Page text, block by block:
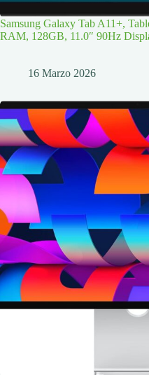
Samsung Galaxy Tab A11+,
RAM, 128GB, 11.0″ 90Hz
16 Marzo 2026